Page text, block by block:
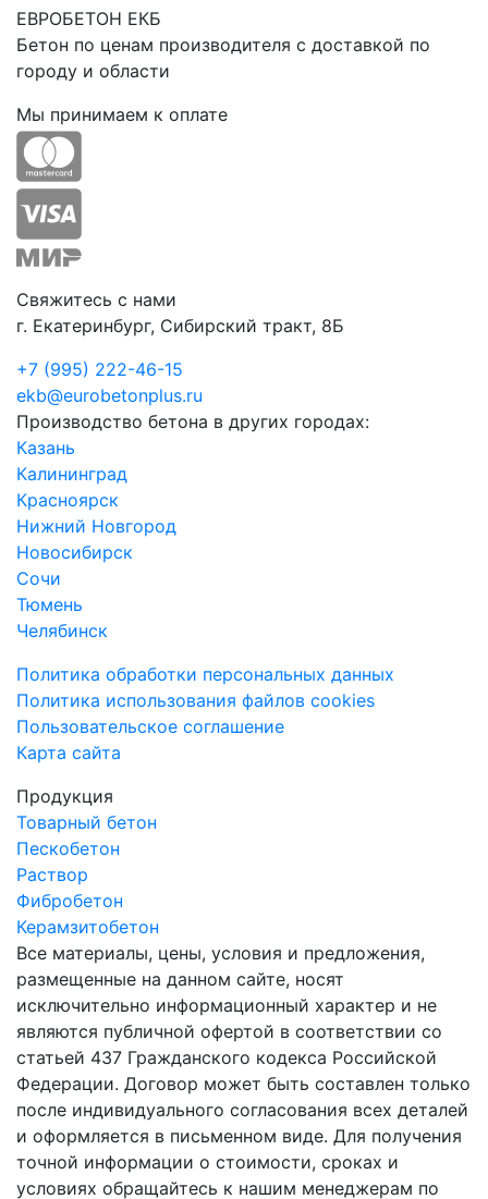
ЕВРОБЕТОН ЕКБ
Бетон по ценам производителя с доставкой по
городу и области
Мы принимаем к оплате
Свяжитесь с нами
г. Екатеринбург, Сибирский тракт, 8Б
+7 (995) 222-46-15
ekb@eurobetonplus.ru
Производство бетона в других городах:
Казань
Калининград
Красноярск
Нижний Новгород
Новосибирск
Сочи
Тюмень
Челябинск
Политика обработки персональных данных
Политика использования файлов cookies
Пользовательское соглашение
Карта сайта
Продукция
Товарный бетон
Пескобетон
Раствор
Фибробетон
Керамзитобетон
Все материалы, цены, условия и предложения,
размещенные на данном сайте, носят
исключительно информационный характер и не
являются публичной офертой в соответствии со
статьей 437 Гражданского кодекса Российской
Федерации. Договор может быть составлен только
после индивидуального согласования всех деталей
и оформляется в письменном виде. Для получения
точной информации о стоимости, сроках и
условиях обращайтесь к нашим менеджерам по